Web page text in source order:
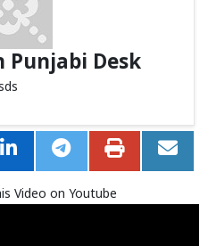
Punjabi Desk
Video on Youtube